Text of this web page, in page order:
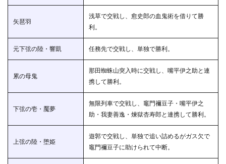
嘴平伊
1.6.3
栗花落
なった
炭治
なぜ
矢琶羽
浅草で交戦し、愈史郎の血鬼術を借りて勝
利。
元下弦の陸・響凱 任務先で交戦し、単独で勝利。
累の母鬼
那田蜘蛛山突入時に交戦し、嘴平伊之助と連
携して勝利。
下弦の壱・魘夢
無限列車で交戦し、竈門禰豆子・嘴平伊之
助・我妻善逸・煉獄杏寿郎と連携して勝利。
上弦の陸・堕姫
遊郭で交戦し、単独で追い詰めるがガス欠で
竈門禰豆子に助けられて中断。